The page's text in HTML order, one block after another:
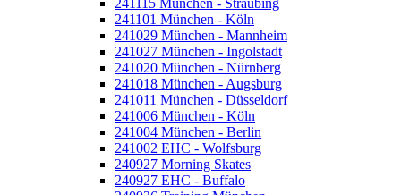
241115 München - Straubing
241101 München - Köln
241029 München - Mannheim
241027 München - Ingolstadt
241020 München - Nürnberg
241018 München - Augsburg
241011 München - Düsseldorf
241006 München - Köln
241004 München - Berlin
241002 EHC - Wolfsburg
240927 Morning Skates
240927 EHC - Buffalo